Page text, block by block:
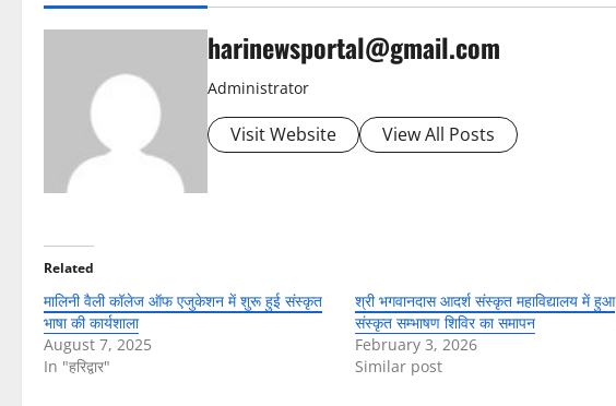
harinewsportal@gmail.com
Administrator
Visit Website View All Posts
Related
मालिनी वैली कॉलेज ऑफ एजुकेशन में शुरू हुई संस्कृत
भाषा की कार्यशाला
August 7, 2025
In "हरिद्वार"
श्री भगवानदास आदर्श संस्कृत महाविद्यालय में हुआ
संस्कृत सम्भाषण शिविर का समापन
February 3, 2026
Similar post